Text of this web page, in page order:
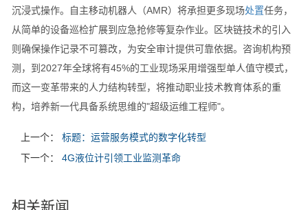
沉浸式操作。自主移动机器人（AMR）将承担更多现场处置任务，
从简单的设备巡检扩展到应急抢修等复杂作业。区块链技术的引入
则确保操作记录不可篡改，为安全审计提供可靠依据。咨询机构预
测，到2027年全球将有45%的工业现场采用增强型单人值守模式，
而这一变革带来的人力结构转型，将推动职业技术教育体系的重
构，培养新一代具备系统思维的"超级运维工程师"。
上一个：
标题：运营服务模式的数字化转型
下一个：
4G液位计引领工业监测革命
相关新闻